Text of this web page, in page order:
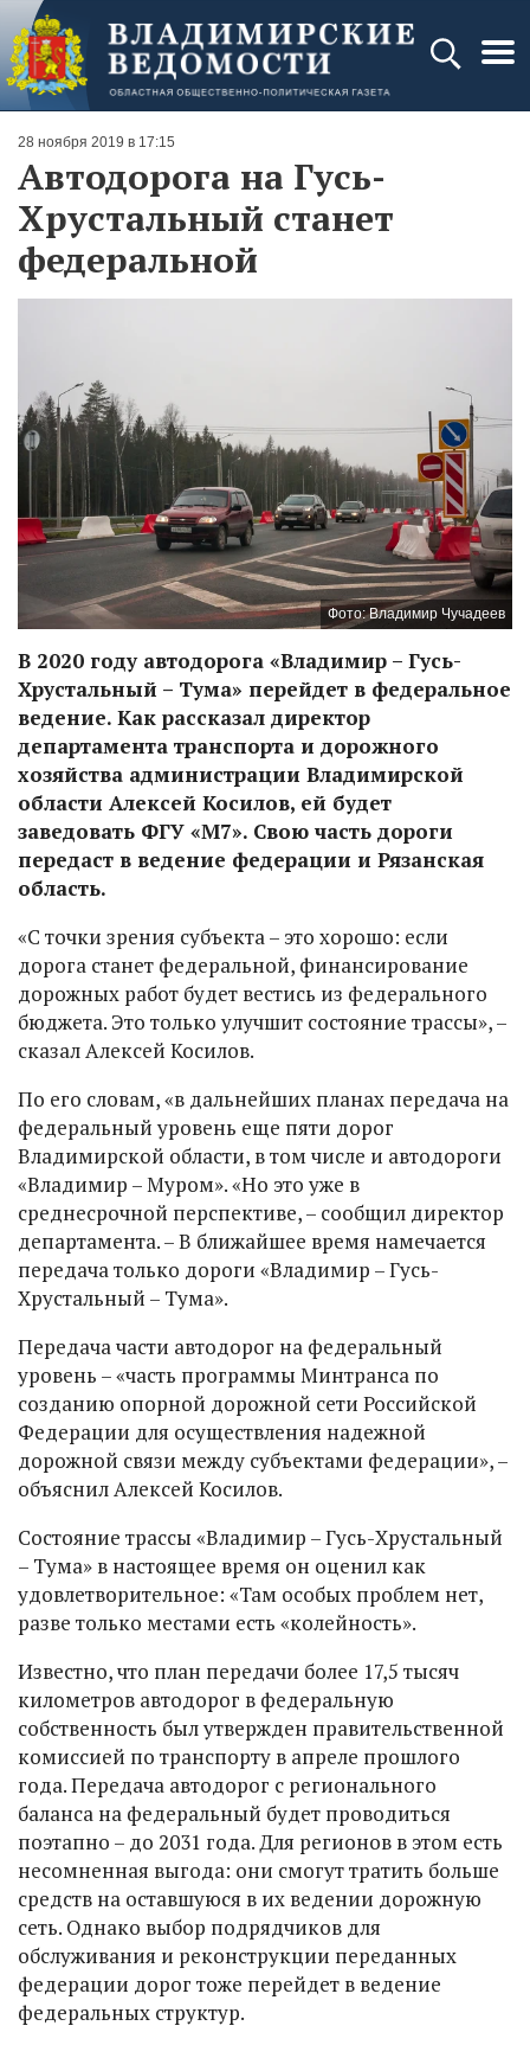
28 ноября 2019 в 17:15
Автодорога на Гусь-
Хрустальный станет
федеральной
Фото: Владимир Чучадеев
В 2020 году автодорога «Владимир – Гусь-
Хрустальный – Тума» перейдет в федеральное
ведение. Как рассказал директор
департамента транспорта и дорожного
хозяйства администрации Владимирской
области Алексей Косилов, ей будет
заведовать ФГУ «М7». Свою часть дороги
передаст в ведение федерации и Рязанская
область.
«С точки зрения субъекта – это хорошо: если
дорога станет федеральной, финансирование
дорожных работ будет вестись из федерального
бюджета. Это только улучшит состояние трассы», –
сказал Алексей Косилов.
По его словам, «в дальнейших планах передача на
федеральный уровень еще пяти дорог
Владимирской области, в том числе и автодороги
«Владимир – Муром». «Но это уже в
среднесрочной перспективе, – сообщил директор
департамента. – В ближайшее время намечается
передача только дороги «Владимир – Гусь-
Хрустальный – Тума».
Передача части автодорог на федеральный
уровень – «часть программы Минтранса по
созданию опорной дорожной сети Российской
Федерации для осуществления надежной
дорожной связи между субъектами федерации», –
объяснил Алексей Косилов.
Состояние трассы «Владимир – Гусь-Хрустальный
– Тума» в настоящее время он оценил как
удовлетворительное: «Там особых проблем нет,
разве только местами есть «колейность».
Известно, что план передачи более 17,5 тысяч
километров автодорог в федеральную
собственность был утвержден правительственной
комиссией по транспорту в апреле прошлого
года. Передача автодорог с регионального
баланса на федеральный будет проводиться
поэтапно – до 2031 года. Для регионов в этом есть
несомненная выгода: они смогут тратить больше
средств на оставшуюся в их ведении дорожную
сеть. Однако выбор подрядчиков для
обслуживания и реконструкции переданных
федерации дорог тоже перейдет в ведение
федеральных структур.